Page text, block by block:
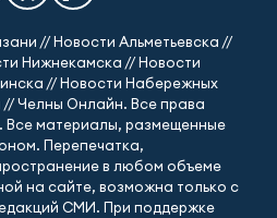
// Новости Альметьевска //
Нижнекамска // Новости
// Новости Набережных
Челны Онлайн. Все права
материалы, размещенные
Перепечатка,
в любом объеме
на сайте, возможна только с
СМИ. При поддержке